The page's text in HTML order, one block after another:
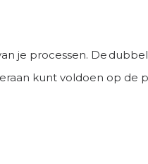
je processen. De
kunt voldoen op de